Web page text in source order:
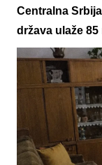
Centralna
država ulaže